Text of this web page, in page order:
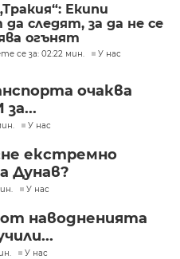
Екипи
следят, за да не се
огънят
се за: 02:22 мин. У нас
очаква
У нас
екстремно
Дунав?
У нас
наводненията
У нас